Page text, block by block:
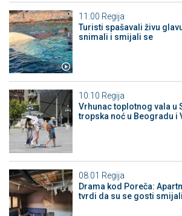
11:00 Regija
Turisti spašavali živu
snimali i smijali se
10:10 Regija
Vrhunac toplotnog vala u
tropska noć u Beogradu i
08:01 Regija
Drama kod Poreča:
tvrdi da su se gosti